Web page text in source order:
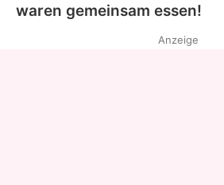
waren gemeinsam essen!
Anzeige